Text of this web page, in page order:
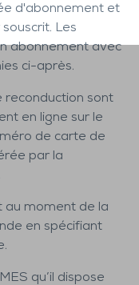
d'abonnement et
Les
abonnement avec
ci-après.
reconduction sont
en ligne sur le
de carte de
par la
au moment de la
en spécifiant
qu’il dispose